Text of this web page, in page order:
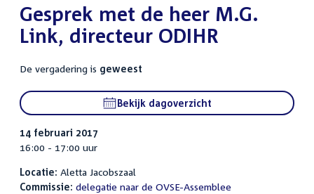
:Gesprek met de heer M.G.
Link, directeur ODIHR
De vergadering is geweest
Bekijk dagoverzicht
14 februari 2017
16:00 - 17:00 uur
Locatie: Aletta Jacobszaal
Commissie: delegatie naar de OVSE-Assemblee